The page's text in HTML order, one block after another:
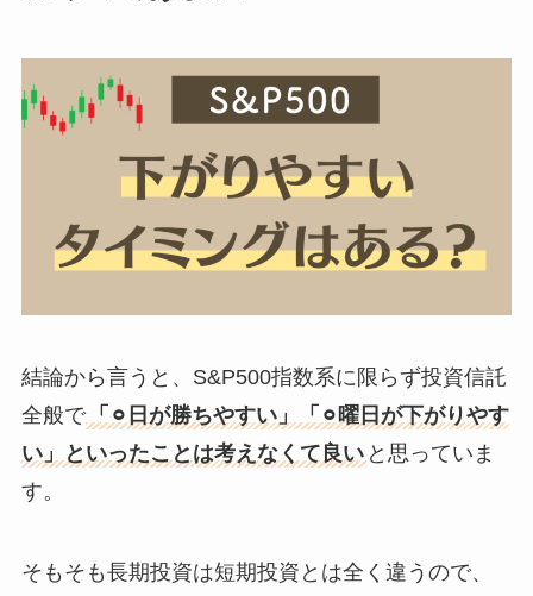
結論から言うと、S&P500指数系に限らず投資信託
全般で 「⚪︎日が勝ちやすい」「⚪︎曜日が下がりやす
い」といったことは考えなくて良い と思っていま
す。
そもそも長期投資は短期投資とは全く違うので、